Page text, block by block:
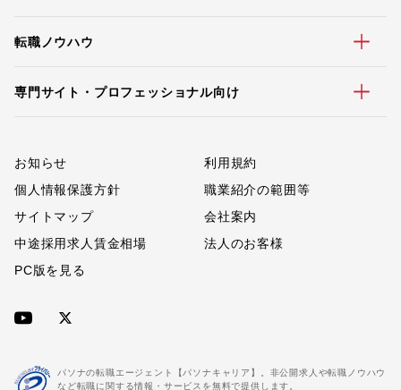
転職ノウハウ
専門サイト・プロフェッショナル向け
お知らせ
利用規約
個人情報保護方針
職業紹介の範囲等
サイトマップ
会社案内
中途採用求人賃金相場
法人のお客様
PC版を見る
パソナの転職エージェント【パソナキャリア】。非公開求人や転職ノウハウ
など転職に関する情報・サービスを無料で提供します。